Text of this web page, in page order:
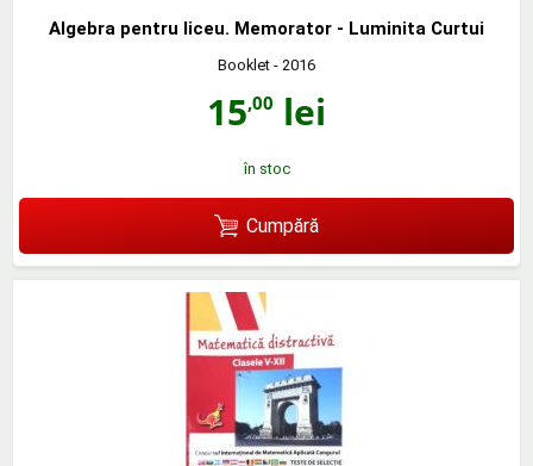
Algebra pentru liceu. Memorator - Luminita Curtui
Booklet - 2016
15,00 lei
în stoc
Cumpără